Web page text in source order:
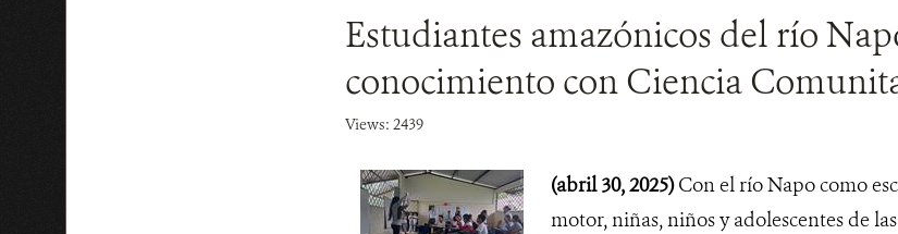
Estudiantes amazónicos del río
conocimiento con Ciencia
Views: 2439
(abril 30, 2025)Con el río Napo como
motor, niñas, niños y adolescentes de